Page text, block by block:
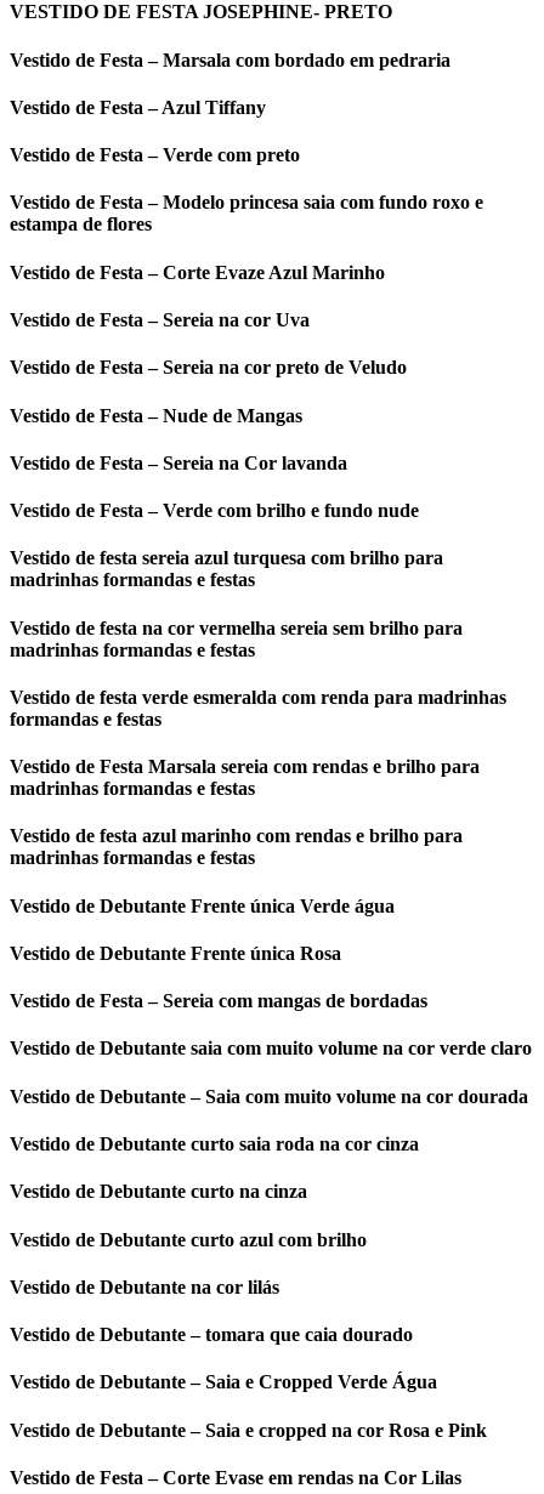
VESTIDO DE FESTA JOSEPHINE- PRETO
Vestido de Festa – Marsala com bordado em pedraria
Vestido de Festa – Azul Tiffany
Vestido de Festa – Verde com preto
Vestido de Festa – Modelo princesa saia com fundo roxo e
estampa de flores
Vestido de Festa – Corte Evaze Azul Marinho
Vestido de Festa – Sereia na cor Uva
Vestido de Festa – Sereia na cor preto de Veludo
Vestido de Festa – Nude de Mangas
Vestido de Festa – Sereia na Cor lavanda
Vestido de Festa – Verde com brilho e fundo nude
Vestido de festa sereia azul turquesa com brilho para
madrinhas formandas e festas
Vestido de festa na cor vermelha sereia sem brilho para
madrinhas formandas e festas
Vestido de festa verde esmeralda com renda para madrinhas
formandas e festas
Vestido de Festa Marsala sereia com rendas e brilho para
madrinhas formandas e festas
Vestido de festa azul marinho com rendas e brilho para
madrinhas formandas e festas
Vestido de Debutante Frente única Verde água
Vestido de Debutante Frente única Rosa
Vestido de Festa – Sereia com mangas de bordadas
Vestido de Debutante saia com muito volume na cor verde claro
Vestido de Debutante – Saia com muito volume na cor dourada
Vestido de Debutante curto saia roda na cor cinza
Vestido de Debutante curto na cinza
Vestido de Debutante curto azul com brilho
Vestido de Debutante na cor lilás
Vestido de Debutante – tomara que caia dourado
Vestido de Debutante – Saia e Cropped Verde Água
Vestido de Debutante – Saia e cropped na cor Rosa e Pink
Vestido de Festa – Corte Evase em rendas na Cor Lilas